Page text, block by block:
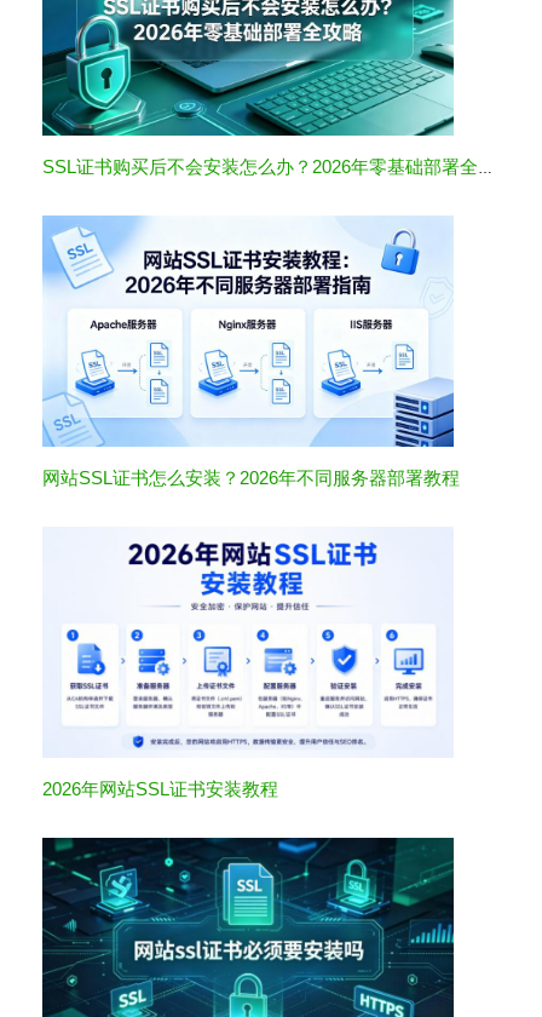
SSL证书购买后不会安装怎么办？2026年零基础部署全攻略
网站SSL证书怎么安装？2026年不同服务器部署教程
2026年网站SSL证书安装教程